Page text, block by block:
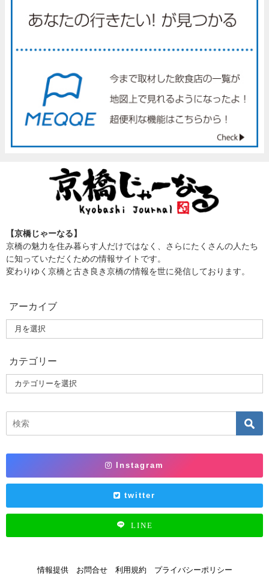
【京橋じゃーなる】
京橋の魅力を住み暮らす人だけではなく、さらにたくさんの人たち
に知っていただくための情報サイトです。
変わりゆく京橋と古き良き京橋の情報を世に発信しております。
アーカイブ
カテゴリー
Instagram
twitter
LINE
情報提供 お問合せ 利用規約 プライバシーポリシー